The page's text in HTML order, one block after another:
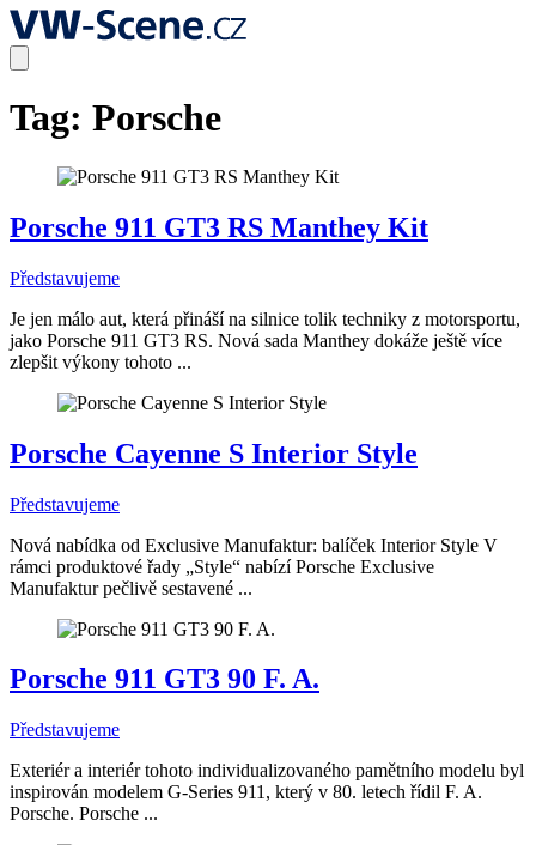
Tag: Porsche
Porsche 911 GT3 RS Manthey Kit
Představujeme
Je jen málo aut, která přináší na silnice tolik techniky z motorsportu,
jako Porsche 911 GT3 RS. Nová sada Manthey dokáže ještě více
zlepšit výkony tohoto ...
Porsche Cayenne S Interior Style
Představujeme
Nová nabídka od Exclusive Manufaktur: balíček Interior Style V
rámci produktové řady „Style“ nabízí Porsche Exclusive
Manufaktur pečlivě sestavené ...
Porsche 911 GT3 90 F. A.
Představujeme
Exteriér a interiér tohoto individualizovaného pamětního modelu byl
inspirován modelem G-Series 911, který v 80. letech řídil F. A.
Porsche. Porsche ...